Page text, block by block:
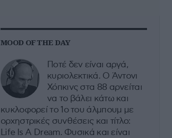
MOOD OF THE DAY
Ποτέ δεν είναι αργά,
κυριολεκτικά. Ο Άντονι
Χόπκινς στα 88 αρνείται
να το βάλει κάτω και
κυκλοφορεί το 1ο του άλμπουμ με
ορχηστρικές συνθέσεις και τίτλο:
Life Is A Dream. Φυσικά και είναι